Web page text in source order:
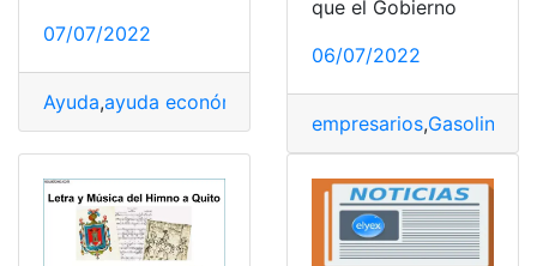
07/07/2022
Ayuda,ayuda económica Ayuda social,pago,Salario,
que el Gobierno
06/07/2022
empresarios,Gasolina